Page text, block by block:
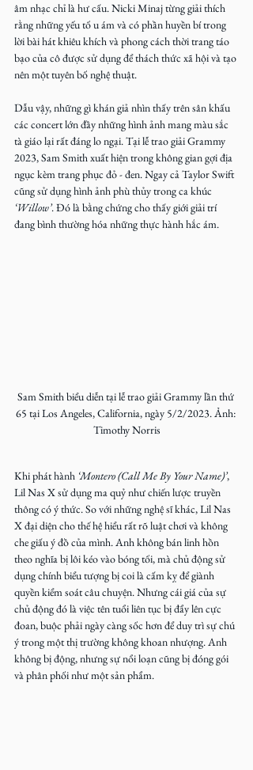
âm nhạc chỉ là hư cấu. Nicki Minaj từng giải thích
rằng những yếu tố u ám và có phần huyền bí trong
lời bài hát khiêu khích và phong cách thời trang táo
bạo của cô được sử dụng để thách thức xã hội và tạo
nên một tuyên bố nghệ thuật.
Dẫu vậy, những gì khán giả nhìn thấy trên sân khấu
các concert lớn đầy những hình ảnh mang màu sắc
tà giáo lại rất đáng lo ngại. Tại lễ trao giải Grammy
2023, Sam Smith xuất hiện trong không gian gợi địa
ngục kèm trang phục đỏ - đen. Ngay cả Taylor Swift
cũng sử dụng hình ảnh phù thủy trong ca khúc
‘Willow’. Đó là bằng chứng cho thấy giới giải trí
đang bình thường hóa những thực hành hắc ám.
Sam Smith biểu diễn tại lễ trao giải Grammy lần thứ
65 tại Los Angeles, California, ngày 5/2/2023. Ảnh:
Timothy Norris
Khi phát hành ‘Montero (Call Me By Your Name)’,
Lil Nas X sử dụng ma quỷ như chiến lược truyền
thông có ý thức. So với những nghệ sĩ khác, Lil Nas
X đại diện cho thế hệ hiểu rất rõ luật chơi và không
che giấu ý đồ của mình. Anh không bán linh hồn
theo nghĩa bị lôi kéo vào bóng tối, mà chủ động sử
dụng chính biểu tượng bị coi là cấm kỵ để giành
quyền kiểm soát câu chuyện. Nhưng cái giá của sự
chủ động đó là việc tên tuổi liên tục bị đẩy lên cực
đoan, buộc phải ngày càng sốc hơn để duy trì sự chú
ý trong một thị trường không khoan nhượng. Anh
không bị động, nhưng sự nổi loạn cũng bị đóng gói
và phân phối như một sản phẩm.